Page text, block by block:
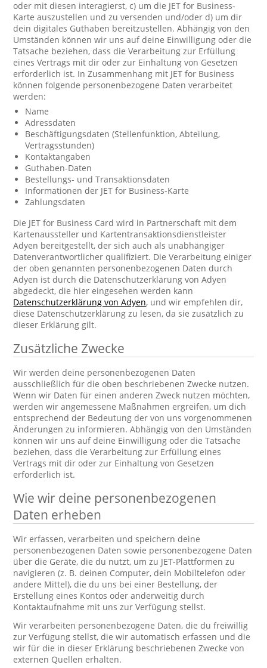
oder mit diesen interagierst, c) um die JET for Business-
Karte auszustellen und zu versenden und/oder d) um dir
dein digitales Guthaben bereitzustellen. Abhängig von den
Umständen können wir uns auf deine Einwilligung oder die
Tatsache beziehen, dass die Verarbeitung zur Erfüllung
eines Vertrags mit dir oder zur Einhaltung von Gesetzen
erforderlich ist. In Zusammenhang mit JET for Business
können folgende personenbezogene Daten verarbeitet
werden:
Name
Adressdaten
Beschäftigungsdaten (Stellenfunktion, Abteilung,
Vertragsstunden)
Kontaktangaben
Guthaben-Daten
Bestellungs- und Transaktionsdaten
Informationen der JET for Business-Karte
Zahlungsdaten
Die JET for Business Card wird in Partnerschaft mit dem
Kartenaussteller und Kartentransaktionsdienstleister
Adyen bereitgestellt, der sich auch als unabhängiger
Datenverantwortlicher qualifiziert. Die Verarbeitung einiger
der oben genannten personenbezogenen Daten durch
Adyen ist durch die Datenschutzerklärung von Adyen
abgedeckt, die hier eingesehen werden kann
Datenschutzerklärung von Adyen, und wir empfehlen dir,
diese Datenschutzerklärung zu lesen, da sie zusätzlich zu
dieser Erklärung gilt.
Zusätzliche Zwecke
Wir werden deine personenbezogenen Daten
ausschließlich für die oben beschriebenen Zwecke nutzen.
Wenn wir Daten für einen anderen Zweck nutzen möchten,
werden wir angemessene Maßnahmen ergreifen, um dich
entsprechend der Bedeutung der von uns vorgenommenen
Änderungen zu informieren. Abhängig von den Umständen
können wir uns auf deine Einwilligung oder die Tatsache
beziehen, dass die Verarbeitung zur Erfüllung eines
Vertrags mit dir oder zur Einhaltung von Gesetzen
erforderlich ist.
Wie wir deine personenbezogenen
Daten erheben
Wir erfassen, verarbeiten und speichern deine
personenbezogenen Daten sowie personenbezogene Daten
über die Geräte, die du nutzt, um zu JET-Plattformen zu
navigieren (z. B. deinen Computer, dein Mobiltelefon oder
andere Mittel), die du uns bei einer Bestellung, der
Erstellung eines Kontos oder anderweitig durch
Kontaktaufnahme mit uns zur Verfügung stellst.
Wir verarbeiten personenbezogene Daten, die du freiwillig
zur Verfügung stellst, die wir automatisch erfassen und die
wir für die in dieser Erklärung beschriebenen Zwecke von
externen Quellen erhalten.